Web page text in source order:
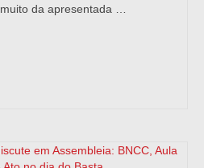
da apresentada …